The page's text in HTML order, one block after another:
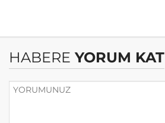
HABERE YORUM KAT